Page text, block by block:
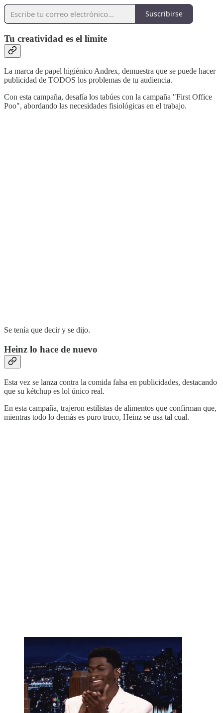
Suscribirse
Tu creatividad es el límite
La marca de papel higiénico Andrex, demuestra que se puede hacer
publicidad de TODOS los problemas de tu audiencia.
Con esta campaña, desafía los tabúes con la campaña "First Office
Poo", abordando las necesidades fisiológicas en el trabajo.
Se tenía que decir y se dijo.
Heinz lo hace de nuevo
Esta vez se lanza contra la comida falsa en publicidades, destacando
que su kétchup es lol único real.
En esta campaña, trajeron estilistas de alimentos que confirman que,
mientras todo lo demás es puro truco, Heinz se usa tal cual.